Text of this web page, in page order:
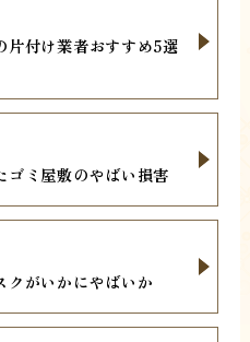
片付け業者おすすめ5選
ゴミ屋敷のやばい損害
クがいかにやばいか